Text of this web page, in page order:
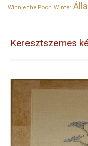
Winnie the Pooh Winter
Keresztszemes